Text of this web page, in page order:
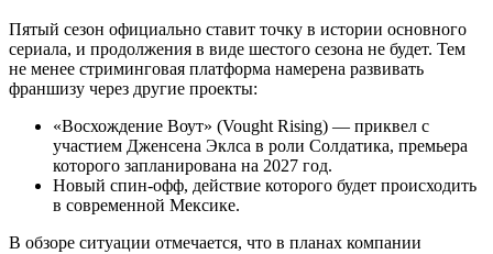
Пятый сезон официально ставит точку в истории основного
сериала, и продолжения в виде шестого сезона не будет. Тем
не менее стриминговая платформа намерена развивать
франшизу через другие проекты:
«Восхождение Воут» (Vought Rising) — приквел с
участием Дженсена Эклса в роли Солдатика, премьера
которого запланирована на 2027 год.
Новый спин-офф, действие которого будет происходить
в современной Мексике.
В обзоре ситуации отмечается, что в планах компании